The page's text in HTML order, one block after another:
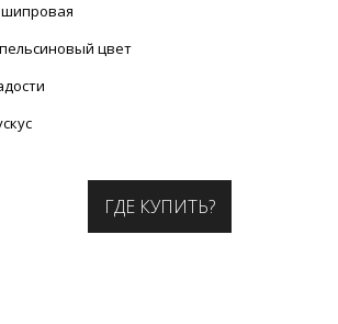
шипровая
цвет
ГДЕ КУПИТЬ?